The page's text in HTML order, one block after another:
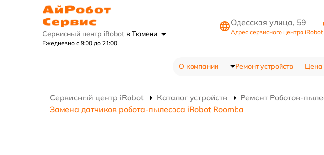
Сервисный центр iRobot в Тюмени
Ежедневно с 9:00 до 21:00
Одесская улица, 59
Адрес сервисного центра iRobot
О компании Ремонт устройств Цена
Сервисный центр iRobot Каталог устройств Ремонт Роботов-
Замена датчиков робота-пылесоса iRobot Roomba